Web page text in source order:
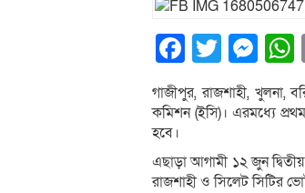
গাজীপুর, রাজশাহী, খুলনা,
কমিশন (ইসি)। এরমধ্যে
হবে।
এছাড়া আগামী ১২ জুন
রাজশাহী ও সিলেট সিটির